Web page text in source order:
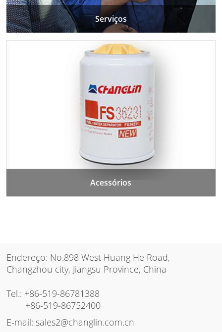
Serviços
Acessórios
Endereço: No.898 West Huang He Road,
Changzhou city, Jiangsu Province, China
Tel.: +86-519-86781388
+86-519-86752400
E-mail:sales2@changlin.com.cn